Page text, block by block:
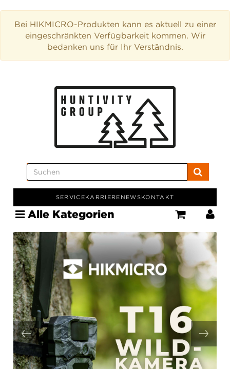
Bei HIKMICRO-Produkten kann es aktuell zu einer
eingeschränkten Verfügbarkeit kommen. Wir
bedanken uns für Ihr Verständnis.
SERVICEKARRIERE NEWSKONTAKT
Alle Kategorien